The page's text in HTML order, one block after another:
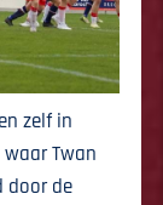
zelf in
Twan
door de